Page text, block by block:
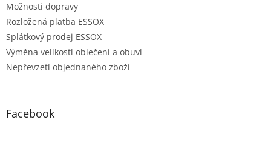
Možnosti dopravy
Rozložená platba ESSOX
Splátkový prodej ESSOX
Výměna velikosti oblečení a obuvi
Nepřevzetí objednaného zboží
Facebook